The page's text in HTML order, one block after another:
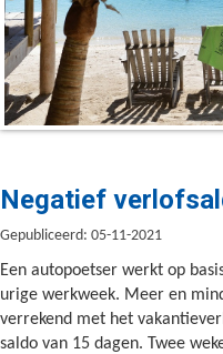
Negatief
Gepubliceerd: 05-11-2021
Een autopoetser werkt op
urige werkweek. Meer en
verrekend met het
saldo van 15 dagen. Twee